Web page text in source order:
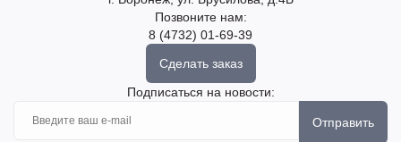
Позвоните нам:
8 (4732) 01-69-39
Сделать заказ
Подписаться на новости:
Отправить